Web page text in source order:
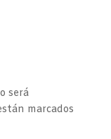
será
marcados